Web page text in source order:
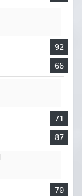
92
66
71
87
70